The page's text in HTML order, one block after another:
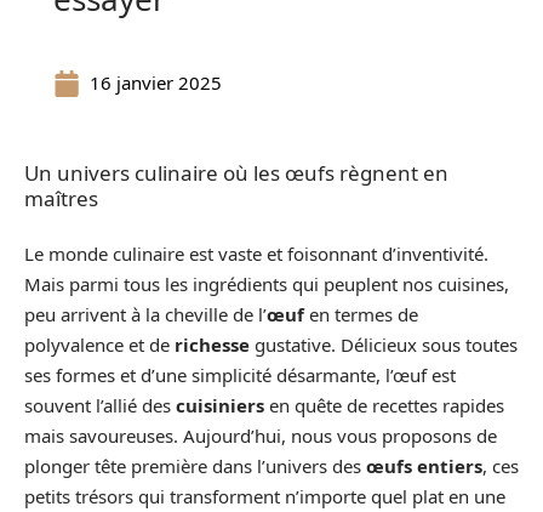
16 janvier 2025
Un univers culinaire où les œufs règnent en
maîtres
Le monde culinaire est vaste et foisonnant d’inventivité.
Mais parmi tous les ingrédients qui peuplent nos cuisines,
peu arrivent à la cheville de l’œufen termes de
polyvalence et de richesse gustative. Délicieux sous toutes
ses formes et d’une simplicité désarmante, l’œuf est
souvent l’allié des cuisiniers en quête de recettes rapides
mais savoureuses. Aujourd’hui, nous vous proposons de
plonger tête première dans l’univers des œufs entiers, ces
petits trésors qui transforment n’importe quel plat en une